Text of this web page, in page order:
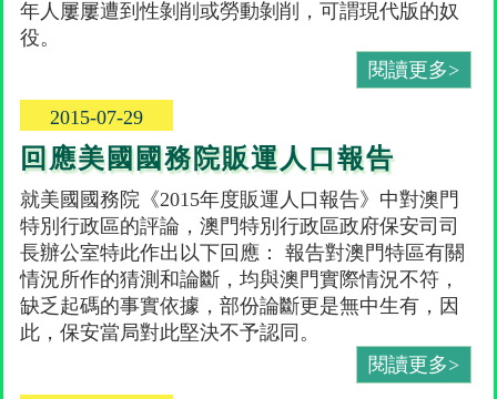
年人屢屢遭到性剝削或勞動剝削，可謂現代版的奴
役。
閱讀更多>
2015-07-29
回應美國國務院販運人口報告
就美國國務院《2015年度販運人口報告》中對澳門
特別行政區的評論，澳門特別行政區政府保安司司
長辦公室特此作出以下回應： 報告對澳門特區有關
情況所作的猜測和論斷，均與澳門實際情況不符，
缺乏起碼的事實依據，部份論斷更是無中生有，因
此，保安當局對此堅決不予認同。
閱讀更多>